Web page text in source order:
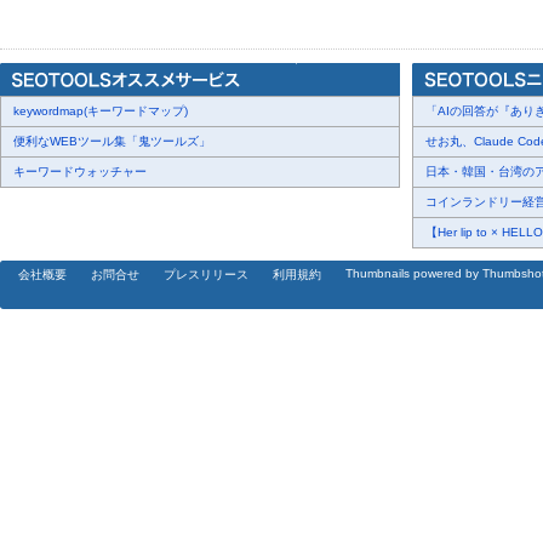
られる敷居の低さ」「アルバイト初心者でも調理ができるシンプ
態に対応しコロナ禍でも売上を伸ばせる適応力」等が挙げられる。
幅広い開業・運営サポートはもちろん、開業後のフォローまで万
keywordmap(キーワードマップ)
便利なWEBツール集「鬼ツールズ」
キーワードウォッチャー
「AIの回答が『あり
せお丸、Claude
日本・韓国・台湾の
コインランドリー経
【Her lip to ×
会社概要 お問合せ プレスリリース 利用規約 Thumbnails powered by